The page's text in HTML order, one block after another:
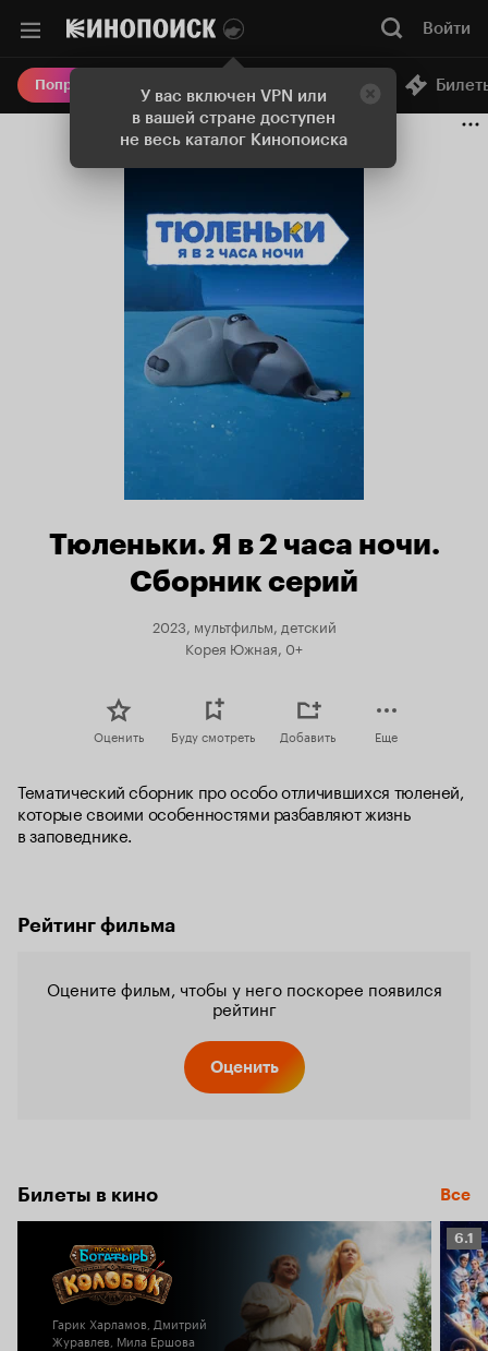
У вас включен VPN или
в вашей стране доступен
не весь каталог Кинопоиска
Войти
Попробовать Плюс Онлайн-кинотеатр
Тюленьки. Я в 2 часа ночи.
Сборник серий
2023, мультфильм, детский
Корея Южная, 0+
Оценить Буду смотреть Добавить Еще
Тематический сборник про особо отличившихся тюленей,
которые своими особенностями разбавляют жизнь
в заповеднике.
Рейтинг фильма
Оцените фильм, чтобы у него поскорее появился
рейтинг
Оценить
Билеты в кино Все
Гарик Харламов, Дмитрий
Журавлев, Мила Ершова
6.1
6.1